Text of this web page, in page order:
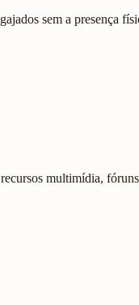
sem a presença
multimídia,